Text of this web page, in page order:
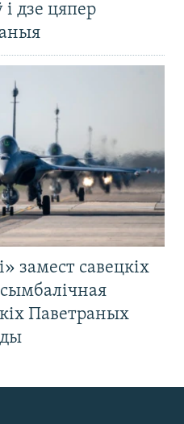
і дзе цяпер
замест савецкіх
Паветраных